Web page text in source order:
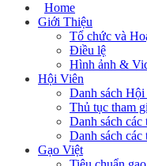
Home
Giới Thiệu
Tổ chức và
Điều lệ
Hình ảnh &
Hội Viên
Danh sách
Thủ tục tham
Danh sách
Danh sách
Gạo Việt